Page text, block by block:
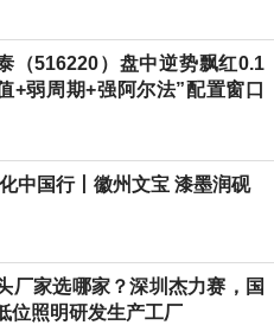
（516220）盘中逆势飘红0.1
+弱周期+强阿尔法”配置窗口
中国行丨徽州文宝 漆墨润砚
厂家选哪家？深圳杰力赛，国
位照明研发生产工厂